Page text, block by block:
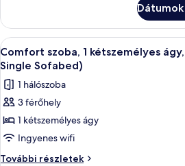
hozzáférés
a
medencéhez
nemdohányzó,
hozzáférés
a
medencéhez
további
részletei
A
következő
szoba
összes
képének
megtekintése:
Comfort
szoba,
Egy
6
Comfort szoba, 1 kétszemélyes
Single Sofabed)
1 hálószoba
3 férőhely
1 kétszemélyes ágy
Ingyenes wifi
További részletek
Comfort